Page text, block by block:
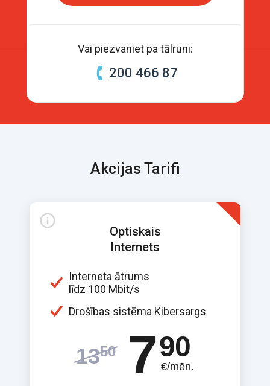
Vai piezvaniet pa tālruni:
200 466 87
Akcijas Tarifi
Optiskais
Internets
Interneta ātrums
līdz 100 Mbit/s
Drošības sistēma Kibersargs
1350 790
€/mēn.